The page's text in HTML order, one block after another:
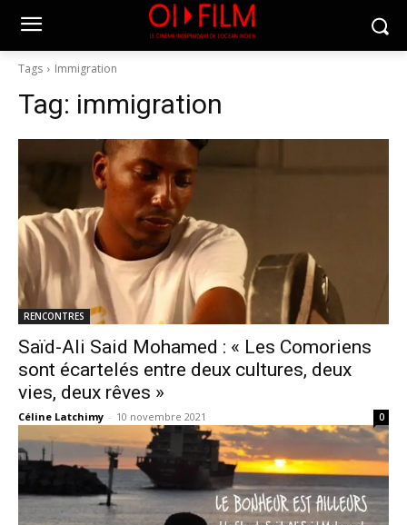
Tags Immigration
Tag: immigration
RENCONTRES
Saïd-Ali Said Mohamed : « Les Comoriens
sont écartelés entre deux cultures, deux
vies, deux rêves »
Céline Latchimy - 10 novembre 2021 0